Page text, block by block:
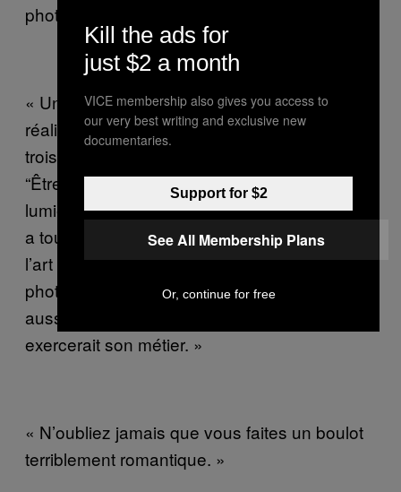
photo que vous utilisez importe peu. »
« Un jour, j’ai entendu dire que le légendaire
réalisateur indépendant Derek Jarman avait
trois règles à suivre pour réaliser ses films :
“Être en avance, s’occuper de sa propre
lumière et ne pas s’attendre à être payé”. Ça
a toujours marché avec moi. Il faut aborder
l’art comme si c’était votre métier. Pratiquez la
photographie huit heures par jour. Faites-le
aussi sérieusement qu’un médecin qui
exercerait son métier. »
« N’oubliez jamais que vous faites un boulot
terriblement romantique. »
Kill the ads for
just $2 a month
VICE membership also gives you access to
our very best writing and exclusive new
documentaries.
Support for $2
See All Membership Plans
Or, continue for free